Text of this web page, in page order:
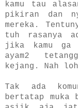
kamu tau
pikiran dan
mereka.
tuh rasanya
jika kamu ga
ayam2
kejang. Nah
Tak ada
bertatap muka